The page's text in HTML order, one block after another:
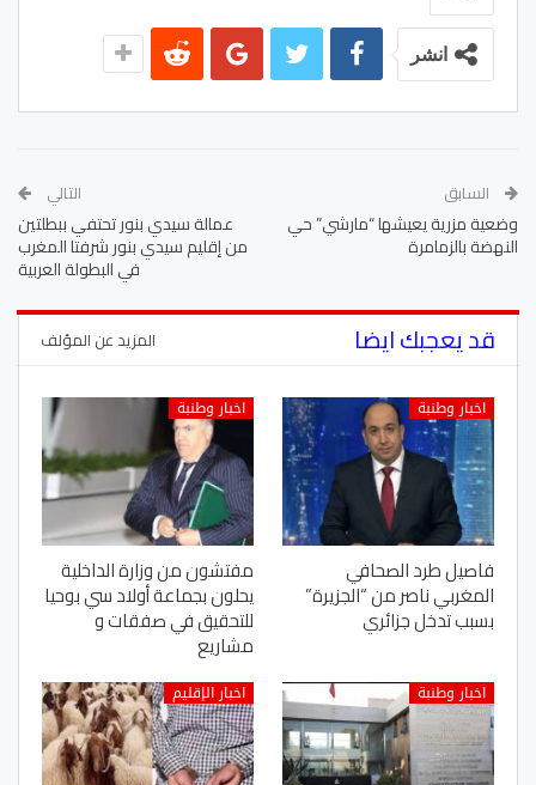
انشر
السابق
وضعية مزرية يعيشها “مارشي” حي
النهضة بالزمامرة
التالي
عمالة سيدي بنور تحتفي ببطلتين
من إقليم سيدي بنور شرفتا المغرب
في البطولة العربية
قد يعجبك ايضا المزيد عن المؤلف
اخبار وطنبة
فاصيل طرد الصحافي
المغربي ناصر من “الجزيرة”
بسبب تدخل جزائري
اخبار وطنبة
مفتشون من وزارة الداخلية
يحلون بجماعة أولاد سي بوحيا
للتحقيق في صفقات و
مشاريع
اخبار وطنبة اخبار الإقليم